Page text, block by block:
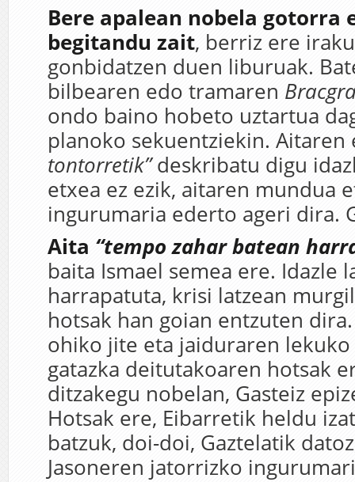
Bere apalean nobela gotorra
begitandu zait, berriz ere
gonbidatzen duen liburuak.
bilbearen edo tramaren
ondo baino hobeto uztartua
planoko sekuentziekin.
tontorretik”deskribatu digu
etxea ez ezik, aitaren mundua
ingurumaria ederto ageri dira.
Aita “tempo zahar batean
baita Ismael semea ere. Idazle
harrapatuta, krisi latzean
hotsak han goian entzuten
ohiko jite eta jaiduraren
gatazka deitutakoaren hotsak
ditzakegu nobelan, Gasteiz
Hotsak ere, Eibarretik heldu
batzuk, doi-doi, Gaztelatik
Jasoneren jatorrizko